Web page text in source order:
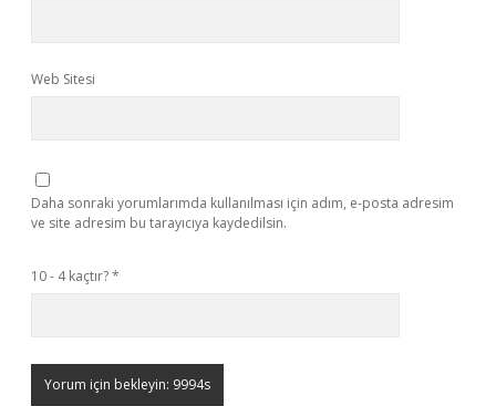
Web Sitesi
Daha sonraki yorumlarımda kullanılması için adım, e-posta adresim
ve site adresim bu tarayıcıya kaydedilsin.
10 - 4 kaçtır?*